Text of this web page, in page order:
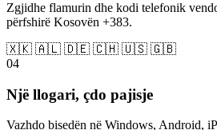
Zgjidhe flamurin dhe kodi telefonik
përfshirë Kosovën +383.
🇽🇰 🇦🇱 🇩🇪 🇨🇭 🇺🇸 🇬🇧
04
Një llogari, çdo pajisje
Vazhdo bisedën në Windows, Android,